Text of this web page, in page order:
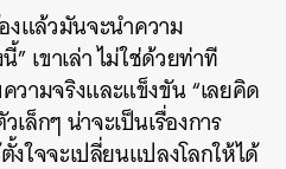
งแล้วมันจะนำความ
เขาเล่า ไม่ใช่ด้วยท่าที
ามจริงและแข็งขัน “เลยคิด
ล็กๆ น่าจะเป็นเรื่องการ
งใจจะเปลี่ยนแปลงโลกให้ได้